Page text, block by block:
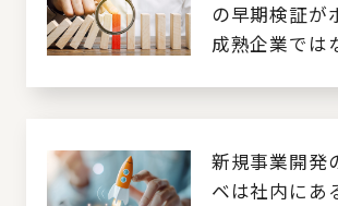
の早期検証が
成熟企業では
新規事業開発
ベは社内にあ